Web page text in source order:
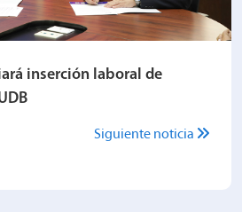
inserción laboral de
Siguiente noticia